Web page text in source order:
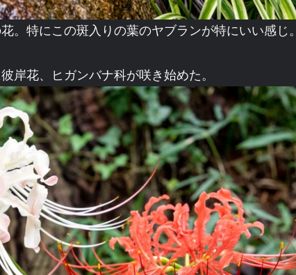
。特にこの斑入りの葉のヤブランが特にいい感じ。
岸花、ヒガンバナ科が咲き始めた。